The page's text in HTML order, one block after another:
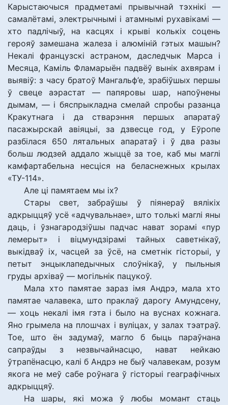
Карыстаючыся прадметамі прывычнай тэхнікі —
самалётамі, электрычнымі і атамнымі рухавікамі —
хто падлічыў, на касцях і крыві колькіх соцень
герояў замешана жалеза і алюміній гэтых машын?
Некалі французскі астраном, даследчык Марса і
Месяца, Каміль Фламарыён падвёў вынік ахвярам і
выявіў: з часу братоў Мангальф’е, зрабіўшых першы
ў свеце аэрастат — папяровы шар, напоўнены
дымам, — і бяспрыкладна смелай спробы разанца
Кракутнага і да стварэння першых апаратаў
пасажырскай авіяцыі, за дзвесце год, у Еўропе
разбілася 650 лятальных апаратаў і ў два разы
больш людзей аддало жыццё за тое, каб мы маглі
камфартабельна несціся на беласнежных крылах
«ТУ-114».
Але ці памятаем мы іх?
Стары свет, забраўшы ў піянераў вялікіх
адкрыццяў усё «адчувальнае», што толькі маглі яны
даць, і ўзнагародзіўшы падчас нават зорамі «пур
лемерыт» і віцмундзірамі тайных саветнікаў,
выкідваў іх, часцей за ўсё, на сметнік гісторыі, у
петыт энцыклапедычных слоўнікаў, у пыльныя
груды архіваў — могільнік пацукоў.
Мала хто памятае зараз імя Андрэ, мала хто
памятае чалавека, што праклаў дарогу Амундсену,
— хоць некалі імя гэта і было на вуснах кожнага.
Яно грымела на плошчах і вуліцах, у залах тэатраў.
Тое, што ён задумаў, магло б быць параўнана
сапраўды з незвычайнасцю, нават нейкаю
ўтрапёнасцю, калі б Андрэ не быў чалавекам, розум
якога не меў сабе роўнага ў гісторыі геаграфічных
адкрыццяў.
На шары, які можа ў любы момант стаць